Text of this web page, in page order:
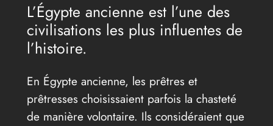
L’Égypte ancienne est l’une des
civilisations les plus influentes de
l’histoire.
En Égypte ancienne, les prêtres et
prêtresses choisissaient parfois la chasteté
de manière volontaire. Ils considéraient que